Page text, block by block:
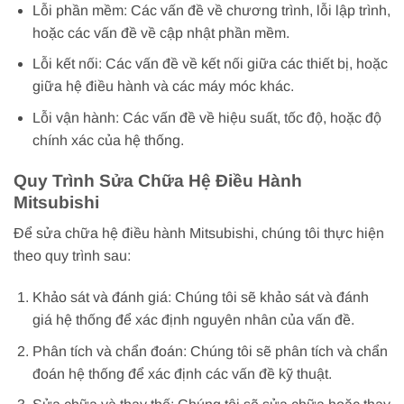
Lỗi phần mềm: Các vấn đề về chương trình, lỗi lập trình,
hoặc các vấn đề về cập nhật phần mềm.
Lỗi kết nối: Các vấn đề về kết nối giữa các thiết bị, hoặc
giữa hệ điều hành và các máy móc khác.
Lỗi vận hành: Các vấn đề về hiệu suất, tốc độ, hoặc độ
chính xác của hệ thống.
Quy Trình Sửa Chữa Hệ Điều Hành
Mitsubishi
Để sửa chữa hệ điều hành Mitsubishi, chúng tôi thực hiện
theo quy trình sau:
Khảo sát và đánh giá: Chúng tôi sẽ khảo sát và đánh
giá hệ thống để xác định nguyên nhân của vấn đề.
Phân tích và chẩn đoán: Chúng tôi sẽ phân tích và chẩn
đoán hệ thống để xác định các vấn đề kỹ thuật.